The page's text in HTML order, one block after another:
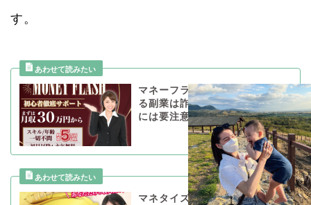
す。
マネーフラッシュで月5万円稼げ
る副業は詐欺？個人情報の入力
には要注意！一切稼げません。
マネタイズキングは怪しい副